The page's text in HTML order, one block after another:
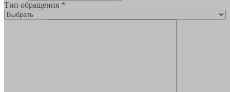
Тип обращения *